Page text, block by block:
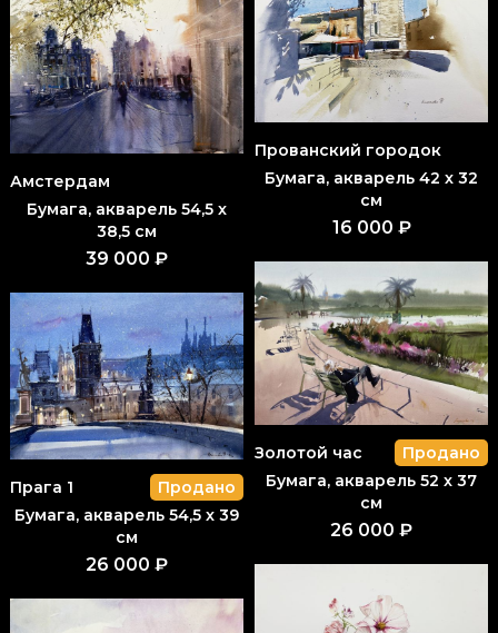
Амстердам
Бумага, акварель 54,5 x
38,5 см
39 000 ₽
Прага 1
Продано
Бумага, акварель 54,5 x 39
см
26 000 ₽
Прованский городок
Бумага, акварель 42 x 32
см
16 000 ₽
Золотой час
Продано
Бумага, акварель 52 x 37
см
26 000 ₽